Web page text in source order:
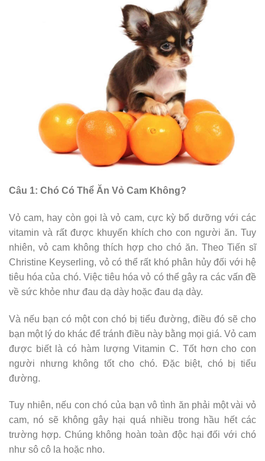
Câu 1: Chó Có Thể Ăn Vỏ Cam Không?
Vỏ cam, hay còn gọi là vỏ cam, cực kỳ bổ dưỡng với các
vitamin và rất được khuyến khích cho con người ăn. Tuy
nhiên, vỏ cam không thích hợp cho chó ăn. Theo Tiến sĩ
Christine Keyserling, vỏ có thể rất khó phân hủy đối với hệ
tiêu hóa của chó. Việc tiêu hóa vỏ có thể gây ra các vấn đề
về sức khỏe như đau dạ dày hoặc đau dạ dày.
Và nếu bạn có một con chó bị tiểu đường, điều đó sẽ cho
bạn một lý do khác để tránh điều này bằng mọi giá. Vỏ cam
được biết là có hàm lượng Vitamin C. Tốt hơn cho con
người nhưng không tốt cho chó. Đặc biệt, chó bị tiểu
đường.
Tuy nhiên, nếu con chó của bạn vô tình ăn phải một vài vỏ
cam, nó sẽ không gây hại quá nhiều trong hầu hết các
trường hợp. Chúng không hoàn toàn độc hại đối với chó
như sô cô la hoặc nho.